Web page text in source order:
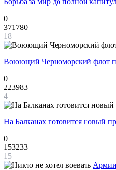
Борьба за мир до полной
0
371780
18
Воюющий Черноморский флот
0
223983
4
На Балканах готовится новый
0
153233
15
Армии